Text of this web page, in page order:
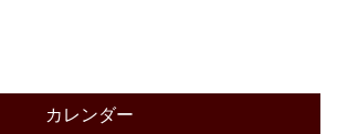
カレンダー